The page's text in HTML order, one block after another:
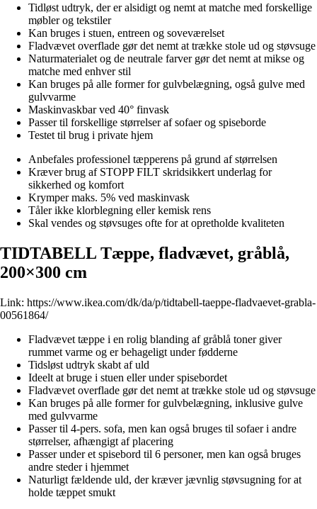
Tidløst udtryk, der er alsidigt og nemt at matche med forskellige
møbler og tekstiler
Kan bruges i stuen, entreen og soveværelset
Fladvævet overflade gør det nemt at trække stole ud og støvsuge
Naturmaterialet og de neutrale farver gør det nemt at mikse og
matche med enhver stil
Kan bruges på alle former for gulvbelægning, også gulve med
gulvvarme
Maskinvaskbar ved 40° finvask
Passer til forskellige størrelser af sofaer og spiseborde
Testet til brug i private hjem
Anbefales professionel tæpperens på grund af størrelsen
Kræver brug af STOPP FILT skridsikkert underlag for
sikkerhed og komfort
Krymper maks. 5% ved maskinvask
Tåler ikke klorblegning eller kemisk rens
Skal vendes og støvsuges ofte for at opretholde kvaliteten
TIDTABELL Tæppe, fladvævet, gråblå,
200×300 cm
Link: https://www.ikea.com/dk/da/p/tidtabell-taeppe-fladvaevet-grabla-
00561864/
Fladvævet tæppe i en rolig blanding af gråblå toner giver
rummet varme og er behageligt under fødderne
Tidsløst udtryk skabt af uld
Ideelt at bruge i stuen eller under spisebordet
Fladvævet overflade gør det nemt at trække stole ud og støvsuge
Kan bruges på alle former for gulvbelægning, inklusive gulve
med gulvvarme
Passer til 4-pers. sofa, men kan også bruges til sofaer i andre
størrelser, afhængigt af placering
Passer under et spisebord til 6 personer, men kan også bruges
andre steder i hjemmet
Naturligt fældende uld, der kræver jævnlig støvsugning for at
holde tæppet smukt